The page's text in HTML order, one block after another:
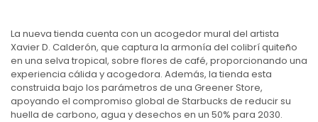
La nueva tienda cuenta con un acogedor mural del artista
Xavier D. Calderón, que captura la armonía del colibrí quiteño
en una selva tropical, sobre flores de café, proporcionando una
experiencia cálida y acogedora. Además, la tienda esta
construida bajo los parámetros de una Greener Store,
apoyando el compromiso global de Starbucks de reducir su
huella de carbono, agua y desechos en un 50% para 2030.